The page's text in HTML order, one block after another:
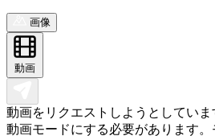
画像
動画
動画をリクエストしようとしていま
動画モードにする必要があります。